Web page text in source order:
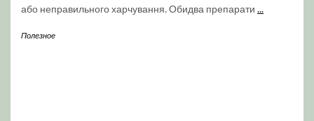
або неправильного харчування. Обидва препарати ...
Полезное